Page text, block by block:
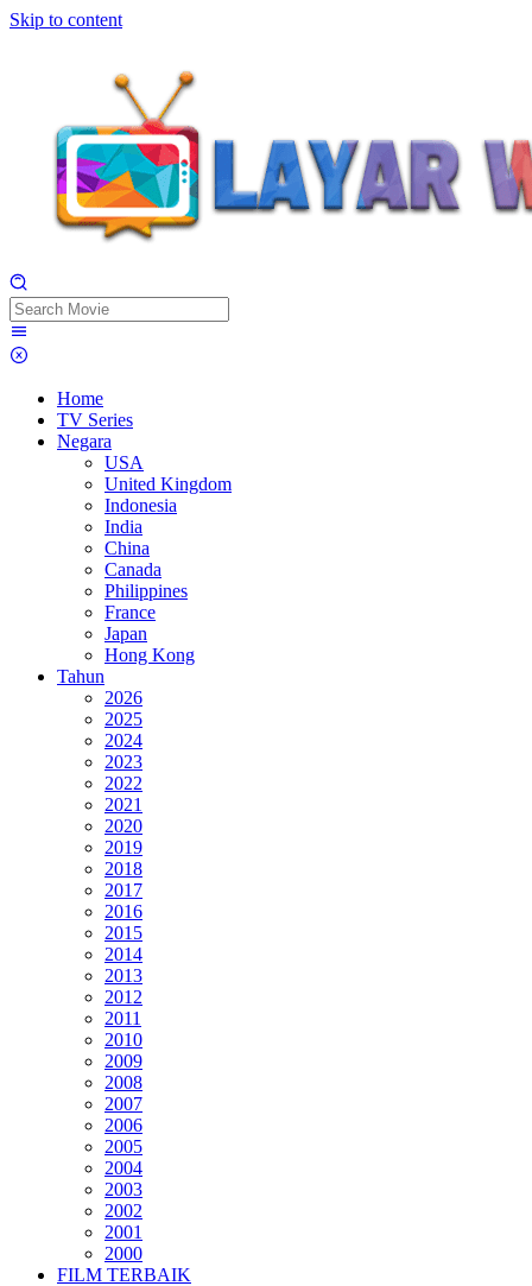
Skip to content
Home
TV Series
Negara
USA
United Kingdom
Indonesia
India
China
Canada
Philippines
France
Japan
Hong Kong
Tahun
2026
2025
2024
2023
2022
2021
2020
2019
2018
2017
2016
2015
2014
2013
2012
2011
2010
2009
2008
2007
2006
2005
2004
2003
2002
2001
2000
FILM TERBAIK